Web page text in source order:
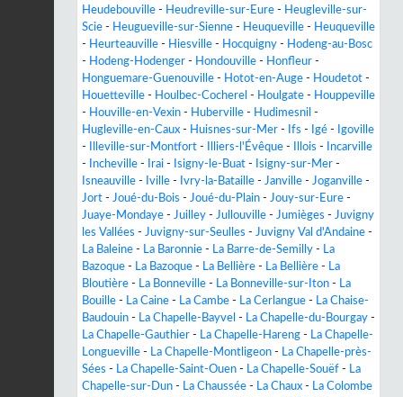
Heudebouville - Heudreville-sur-Eure - Heugleville-sur-
Scie - Heugueville-sur-Sienne - Heuqueville - Heuqueville
- Heurteauville - Hiesville - Hocquigny - Hodeng-au-Bosc
- Hodeng-Hodenger - Hondouville - Honfleur -
Honguemare-Guenouville - Hotot-en-Auge - Houdetot -
Houetteville - Houlbec-Cocherel - Houlgate - Houppeville
- Houville-en-Vexin - Huberville - Hudimesnil -
Hugleville-en-Caux - Huisnes-sur-Mer - Ifs - Igé -
Igoville
-
Illeville-sur-Montfort - Illiers-l'Évêque - Illois -
Incarville
-
Incheville - Irai - Isigny-le-Buat - Isigny-sur-Mer -
Isneauville - Iville - Ivry-la-Bataille - Janville - Joganville -
Jort - Joué-du-Bois - Joué-du-Plain - Jouy-sur-Eure -
Juaye-Mondaye - Juilley - Jullouville - Jumièges - Juvigny
les Vallées - Juvigny-sur-Seulles - Juvigny Val d'Andaine -
La Baleine - La Baronnie - La Barre-de-Semilly - La
Bazoque - La Bazoque - La Bellière - La Bellière - La
Bloutière - La Bonneville - La Bonneville-sur-Iton - La
Bouille - La Caine - La Cambe - La Cerlangue - La Chaise-
Baudouin - La Chapelle-Bayvel - La Chapelle-du-Bourgay -
La Chapelle-Gauthier - La Chapelle-Hareng - La Chapelle-
Longueville - La Chapelle-Montligeon - La Chapelle-près-
Sées - La Chapelle-Saint-Ouen - La Chapelle-Souëf - La
Chapelle-sur-Dun - La Chaussée - La Chaux - La Colombe